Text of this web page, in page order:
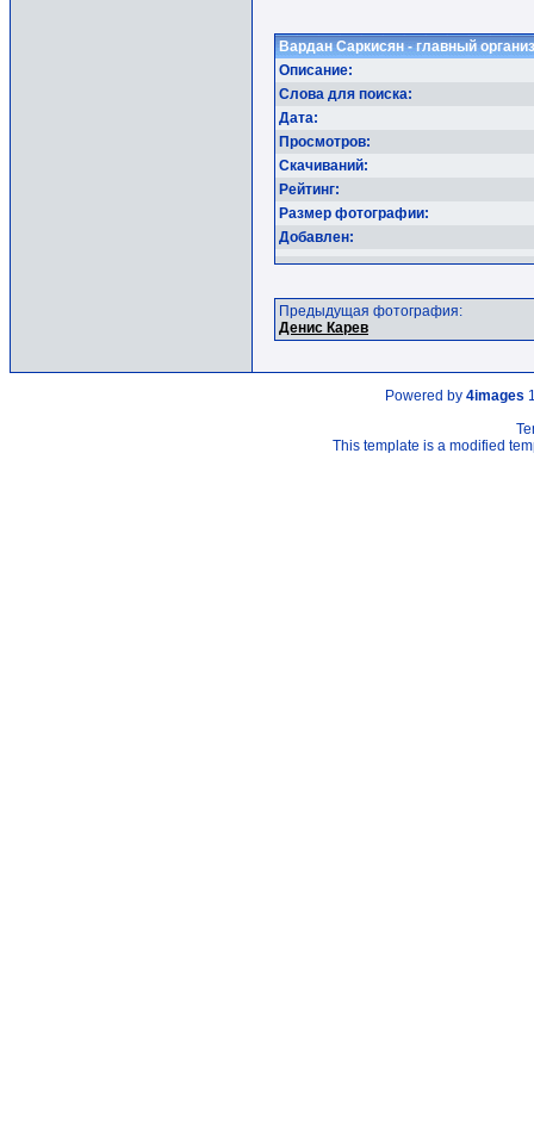
Вардан Саркисян - главный
Описание:
Слова для поиска:
Дата:
Просмотров:
Скачиваний:
Рейтинг:
Размер фотографии:
Добавлен:
Предыдущая фотография:
Денис Карев
Powered by 4images
This template is a modified